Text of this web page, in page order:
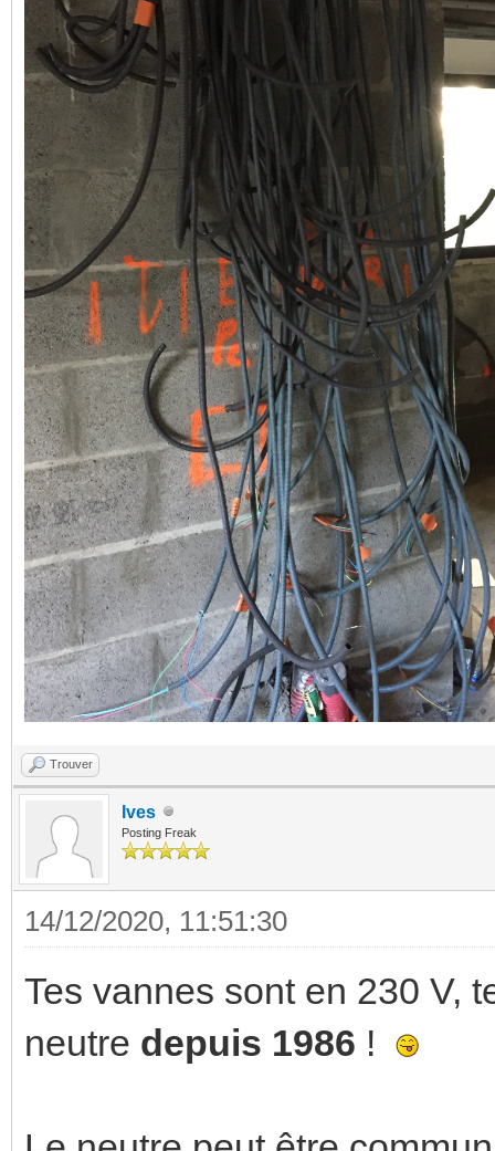
Trouver
Ives
Posting Freak
14/12/2020, 11:51:30
Tes vannes sont en 230 V,
neutre depuis 1986 !